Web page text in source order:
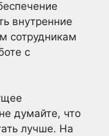
внутренние
сотрудникам
с
думайте, что
лучше. На